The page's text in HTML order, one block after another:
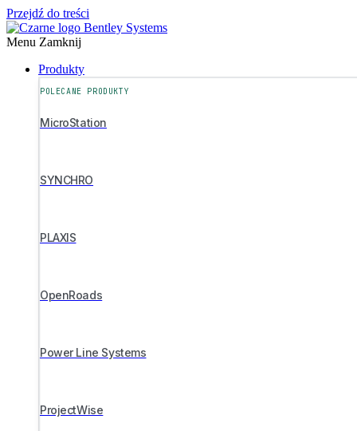
Przejdź do treści
Menu Zamknij
Produkty
POLECANE PRODUKTY
MicroStation
SYNCHRO
PLAXIS
OpenRoads
Power Line Systems
ProjectWise